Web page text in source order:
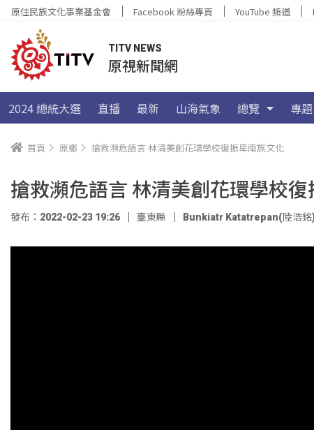
原住民族文化事業基金會 Facebook 粉絲專頁 YouTube 頻道
TITV NEWS
原視新聞網
2024 總統大選 直播 最新 山海氣象 總覽 專題
首頁 原鄉 搶救瀕危語言 林清美創花環學校復振卑南族文化
搶救瀕危語言 林清美創花環學校
發布：2022-02-23 19:26 臺東縣 Bunkiatr Katatrepan(陸浩銘